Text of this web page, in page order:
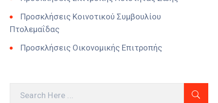
Προσκλήσεις Κοινοτικού Συμβουλίου
Πτολεμαΐδας
Προσκλήσεις Οικονομικής Επιτροπής